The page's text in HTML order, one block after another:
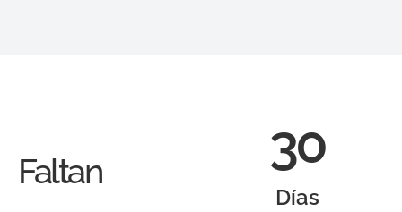
Faltan
Días
30